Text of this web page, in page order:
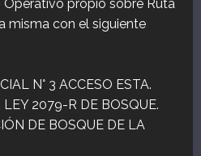
Operativo propio sobre Ruta
misma con el siguiente
N° 3 ACCESO ESTA.
LEY 2079-R DE BOSQUE.
DE BOSQUE DE LA